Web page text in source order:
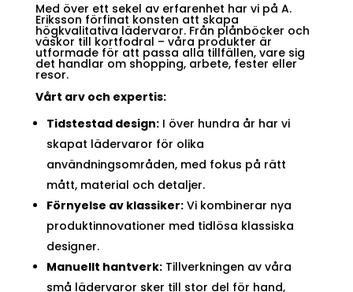
Med över ett sekel av erfarenhet har vi på A.
Eriksson förfinat konsten att skapa
högkvalitativa lädervaror. Från plånböcker och
väskor till kortfodral – våra produkter är
utformade för att passa alla tillfällen, vare sig
det handlar om shopping, arbete, fester eller
resor.
Vårt arv och expertis:
Tidstestad design:I över hundra år har vi
skapat lädervaror för olika
användningsområden, med fokus på rätt
mått, material och detaljer.
Förnyelse av klassiker:Vi kombinerar nya
produktinnovationer med tidlösa klassiska
designer.
Manuellt hantverk:Tillverkningen av våra
små lädervaror sker till stor del för hand,